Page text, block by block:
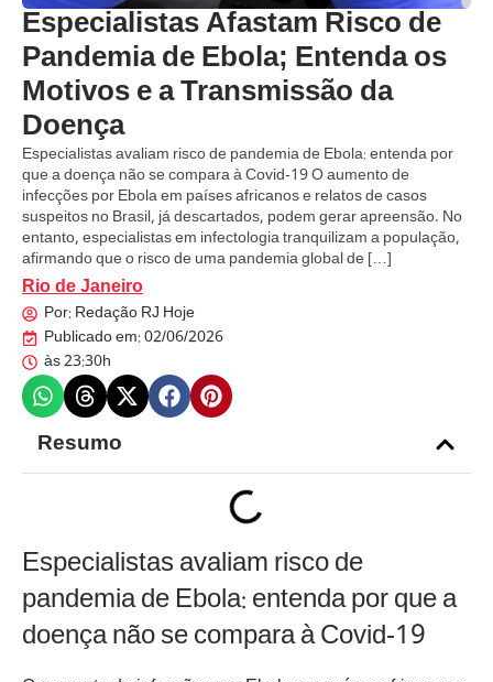
Especialistas Afastam Risco de
Pandemia de Ebola; Entenda os
Motivos e a Transmissão da
Doença
Especialistas avaliam risco de pandemia de Ebola: entenda por
que a doença não se compara à Covid-19 O aumento de
infecções por Ebola em países africanos e relatos de casos
suspeitos no Brasil, já descartados, podem gerar apreensão. No
entanto, especialistas em infectologia tranquilizam a população,
afirmando que o risco de uma pandemia global de […]
Rio de Janeiro
Por: Redação RJ Hoje
Publicado em:02/06/2026
às23:30h
Resumo
Especialistas avaliam risco de
pandemia de Ebola: entenda por que a
doença não se compara à Covid-19